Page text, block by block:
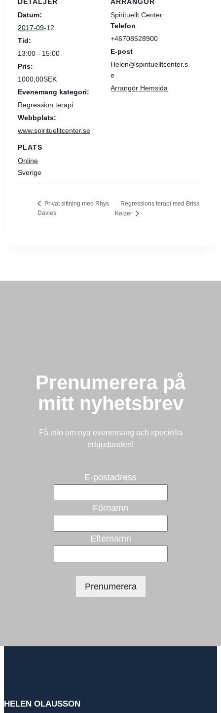
Datum:
2017-09-12
Tid:
13:00 - 15:00
Pris:
1000,00SEK
Evenemang kategori:
Regression terapi
Webbplats:
www.spirituelltcenter.se
PLATS
Online
Sverige
Spirituellt Center
Telefon
+46708528900
E-post
Helen@spirituelltcenter.s
e
Arrangör Hemsida
Privat sittning med Rhys
Davies
Regressions terapi med Brisa
Keizer
Prenumerera på
mitt nyhetsbrev
Få info om nya evenemang och speciella
erbjudanden!
E-postadress
Förnamn
Efternamn
HELEN OLAUSSON